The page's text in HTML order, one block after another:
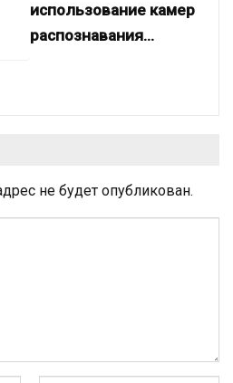
использование камер
распознавания…
не будет опубликован.